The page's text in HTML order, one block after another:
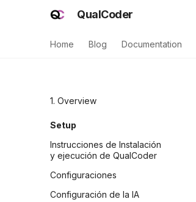
QualCoder
Home Blog Documentation
1. Overview
Setup
Instrucciones de Instalación
y ejecución de QualCoder
Configuraciones
Configuración de la IA